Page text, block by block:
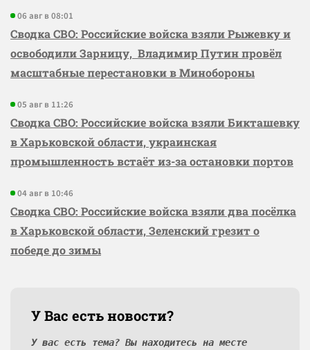
06 авг в 08:01
Сводка СВО: Российские войска взяли Рыжевку и
освободили Зарницу, Владимир Путин провёл
масштабные перестановки в Минобороны
05 авг в 11:26
Сводка СВО: Российские войска взяли Бикташевку
в Харьковской области, украинская
промышленность встаёт из-за остановки портов
04 авг в 10:46
Сводка СВО: Российские войска взяли два посёлка
в Харьковской области, Зеленский грезит о
победе до зимы
У Вас есть новости?
У вас есть тема? Вы находитесь на месте